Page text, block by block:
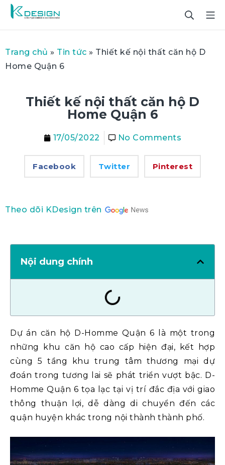
Trang chủ » Tin tức » Thiết kế nội thất căn hộ D
Home Quận 6
Thiết kế nội thất căn hộ D
Home Quận 6
17/05/2022 No Comments
Facebook Twitter Pinterest
Theo dõi KDesign trên
Nội dung chính
Dự án căn hộ D-Homme Quận 6 là một trong
những khu căn hộ cao cấp hiện đại, kết hợp
cùng 5 tầng khu trung tâm thương mại dự
đoán trong tương lai sẽ phát triển vượt bậc. D-
Homme Quận 6 tọa lạc tại vị trí đắc địa với giao
thông thuận lợi, dễ dàng di chuyển đến các
quận huyện khác trong nội thành thành phố.